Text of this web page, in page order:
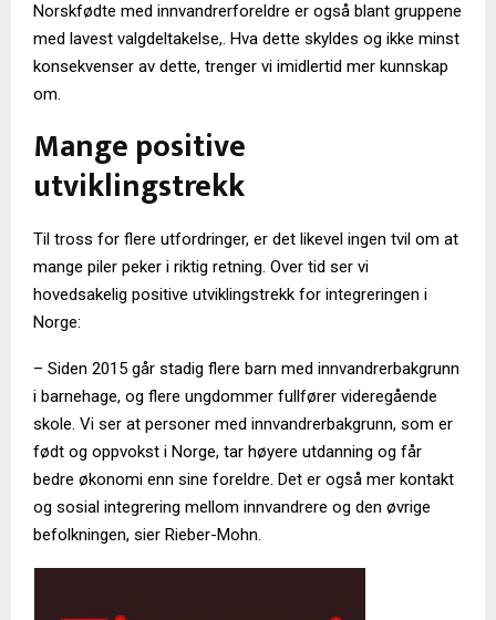
Norskfødte med innvandrerforeldre er også blant gruppene
med lavest valgdeltakelse,. Hva dette skyldes og ikke minst
konsekvenser av dette, trenger vi imidlertid mer kunnskap
om.
Mange positive
utviklingstrekk
Til tross for flere utfordringer, er det likevel ingen tvil om at
mange piler peker i riktig retning. Over tid ser vi
hovedsakelig positive utviklingstrekk for integreringen i
Norge:
– Siden 2015 går stadig flere barn med innvandrerbakgrunn
i barnehage, og flere ungdommer fullfører videregående
skole. Vi ser at personer med innvandrerbakgrunn, som er
født og oppvokst i Norge, tar høyere utdanning og får
bedre økonomi enn sine foreldre. Det er også mer kontakt
og sosial integrering mellom innvandrere og den øvrige
befolkningen, sier Rieber-Mohn.